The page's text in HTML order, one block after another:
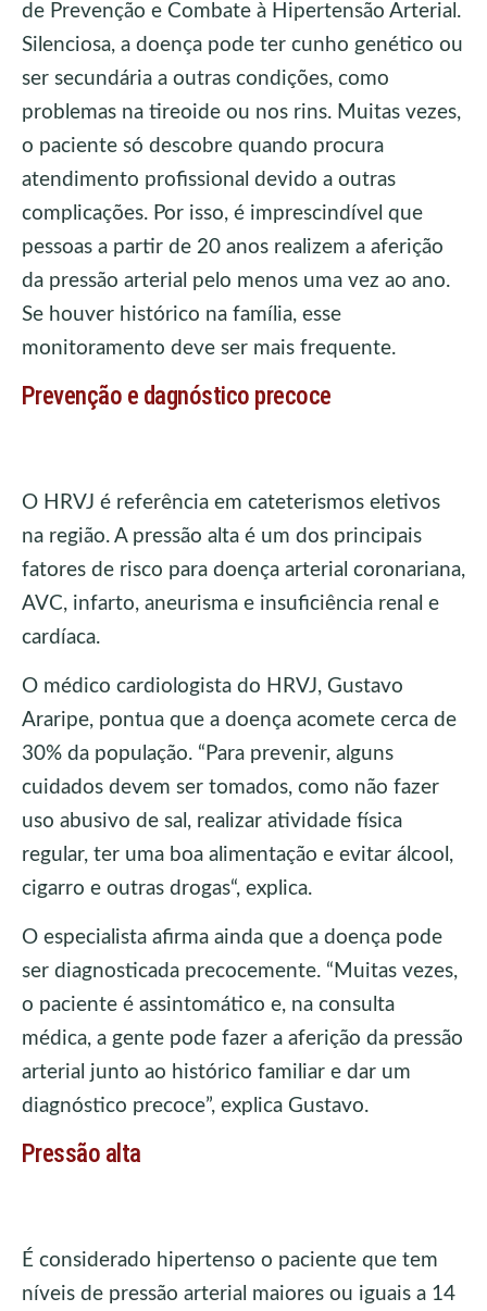
de Prevenção e Combate à Hipertensão Arterial.
Silenciosa, a doença pode ter cunho genético ou
ser secundária a outras condições, como
problemas na tireoide ou nos rins. Muitas vezes,
o paciente só descobre quando procura
atendimento profissional devido a outras
complicações. Por isso, é imprescindível que
pessoas a partir de 20 anos realizem a aferição
da pressão arterial pelo menos uma vez ao ano.
Se houver histórico na família, esse
monitoramento deve ser mais frequente.
Prevenção e dagnóstico precoce
O HRVJ é referência em cateterismos eletivos
na região. A pressão alta é um dos principais
fatores de risco para doença arterial coronariana,
AVC, infarto, aneurisma e insuficiência renal e
cardíaca.
O médico cardiologista do HRVJ, Gustavo
Araripe, pontua que a doença acomete cerca de
30% da população. “Para prevenir, alguns
cuidados devem ser tomados, como não fazer
uso abusivo de sal, realizar atividade física
regular, ter uma boa alimentação e evitar álcool,
cigarro e outras drogas“, explica.
O especialista afirma ainda que a doença pode
ser diagnosticada precocemente. “Muitas vezes,
o paciente é assintomático e, na consulta
médica, a gente pode fazer a aferição da pressão
arterial junto ao histórico familiar e dar um
diagnóstico precoce”, explica Gustavo.
Pressão alta
É considerado hipertenso o paciente que tem
níveis de pressão arterial maiores ou iguais a 14